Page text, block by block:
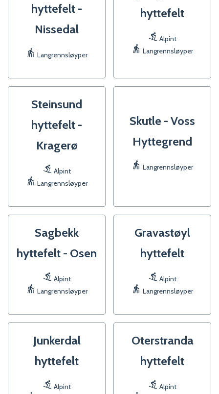
hyttefelt -
Nissedal
Langrennsløyper
hyttefelt
Alpint
Langrennsløyper
Steinsund
hyttefelt -
Kragerø
Alpint
Langrennsløyper
Skutle - Voss
Hyttegrend
Langrennsløyper
Sagbekk
hyttefelt - Osen
Alpint
Langrennsløyper
Gravastøyl
hyttefelt
Alpint
Langrennsløyper
Junkerdal
hyttefelt
Alpint
Oterstranda
hyttefelt
Alpint